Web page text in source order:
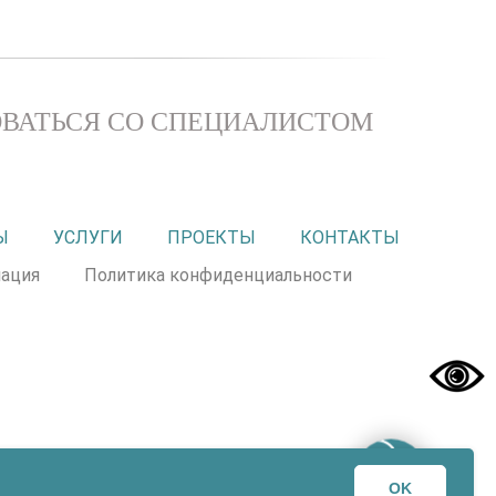
СО СПЕЦИАЛИСТОМ
УСЛУГИ ПРОЕКТЫ
КОНТАКТЫ
Политика конфиденциальности
вашего лечащего врача! ООО «ЭХК» неOK